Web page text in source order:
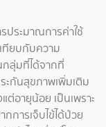
ประมาณการค่าใช้
ทียบกับความ
ลุ่มที่ได้จากที่
ะกันสุขภาพเพิ่มเติม
ต่อายุน้อย เป็นเพราะ
การเจ็บไข้ได้ป่วย